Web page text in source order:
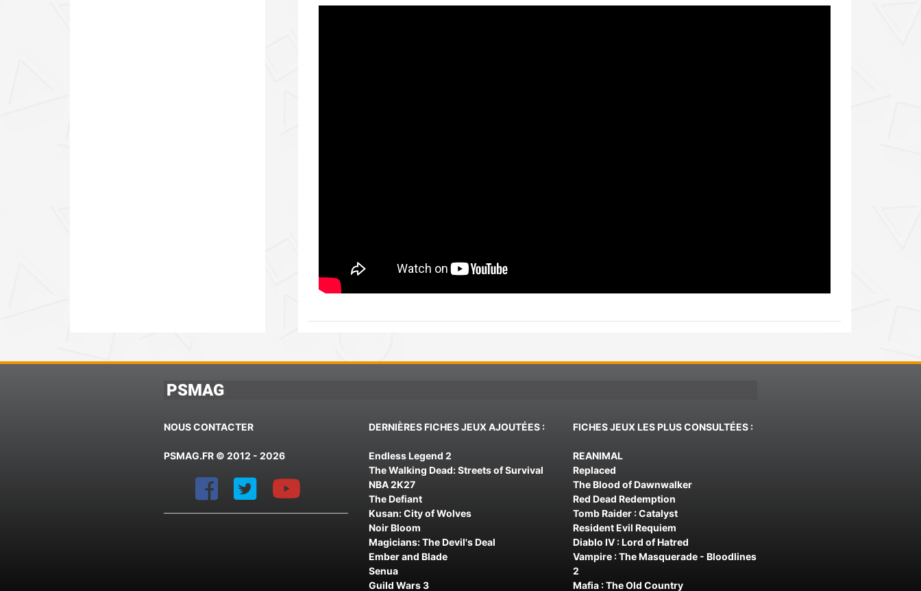
PSMAG
NOUS CONTACTER
PSMAG.FR © 2012 - 2026
DERNIÈRES FICHES JEUX AJOUTÉES :
Endless Legend 2
The Walking Dead: Streets of Survival
NBA 2K27
The Defiant
Kusan: City of Wolves
Noir Bloom
Magicians: The Devil's Deal
Ember and Blade
Senua
Guild Wars 3
FICHES JEUX LES PLUS CONSULTÉES :
REANIMAL
Replaced
The Blood of Dawnwalker
Red Dead Redemption
Tomb Raider : Catalyst
Resident Evil Requiem
Diablo IV : Lord of Hatred
Vampire : The Masquerade - Bloodlines
2
Mafia : The Old Country